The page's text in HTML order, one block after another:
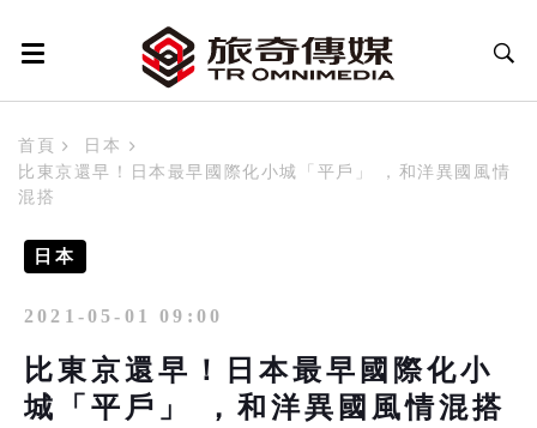
首頁
日本
比東京還早！日本最早國際化小城「平戶」 ，和洋異國風情
混搭
日本
2021-05-01 09:00
比東京還早！日本最早國際化小
城「平戶」 ，和洋異國風情混搭